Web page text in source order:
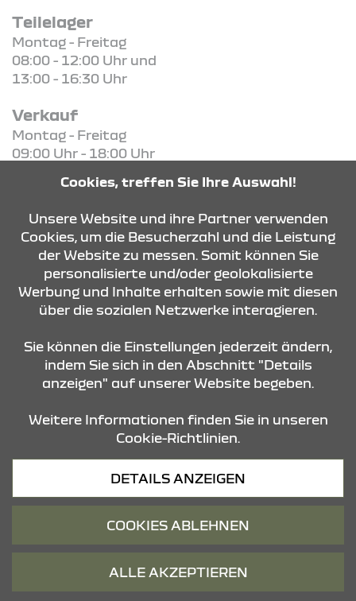
Teilelager
Montag - Freitag
08:00 - 12:00 Uhr und
13:00 - 16:30 Uhr
Verkauf
Montag - Freitag
09:00 Uhr - 18:00 Uhr
09:00 Uhr - 13:00 Uhr
KONTAKT & ANFAHRT
Cookies, treffen Sie Ihre Auswahl!
Unsere Website und ihre Partner verwenden
Cookies, um die Besucherzahl und die Leistung
der Website zu messen. Somit können Sie
personalisierte und/oder geolokalisierte
Werbung und Inhalte erhalten sowie mit diesen
über die sozialen Netzwerke interagieren.
Sie können die Einstellungen jederzeit ändern,
indem Sie sich in den Abschnitt "Details
anzeigen" auf unserer Website begeben.
Weitere Informationen finden Sie in unseren
Cookie-Richtlinien.
DETAILS ANZEIGEN
COOKIES ABLEHNEN
ALLE AKZEPTIEREN